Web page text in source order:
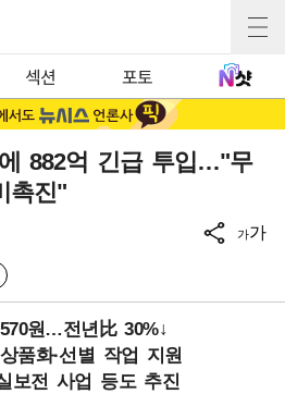
섹션 포토
882억 긴급 투입…"무
촉진"
가가
원…전년比 30%↓
품화·선별 작업 지원
보전 사업 등도 추진